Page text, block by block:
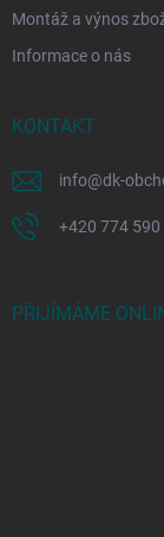
Montáž a výnos
Informace o nás
KONTAKT
info@dk-
+420 774 590
PŘIJÍMÁME